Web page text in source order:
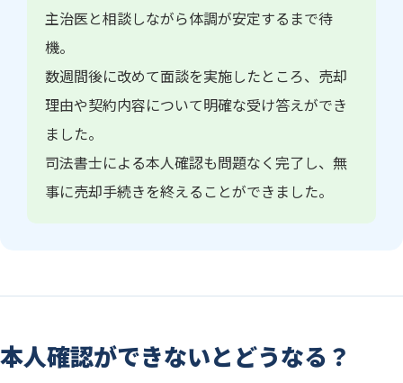
主治医と相談しながら体調が安定するまで待
機。
数週間後に改めて面談を実施したところ、売却
理由や契約内容について明確な受け答えができ
ました。
司法書士による本人確認も問題なく完了し、無
事に売却手続きを終えることができました。
本人確認ができないとどうなる？